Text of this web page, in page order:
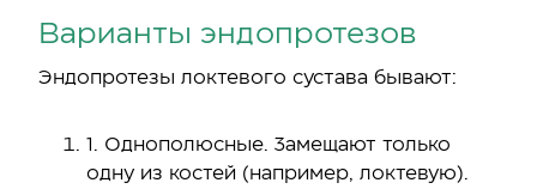
Варианты эндопротезов
Эндопротезы локтевого сустава бывают:
1. Однополюсные. Замещают только
одну из костей (например, локтевую).